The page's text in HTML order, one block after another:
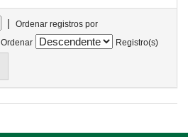
|
Ordenar registros por
Ordenar
Registro(s)